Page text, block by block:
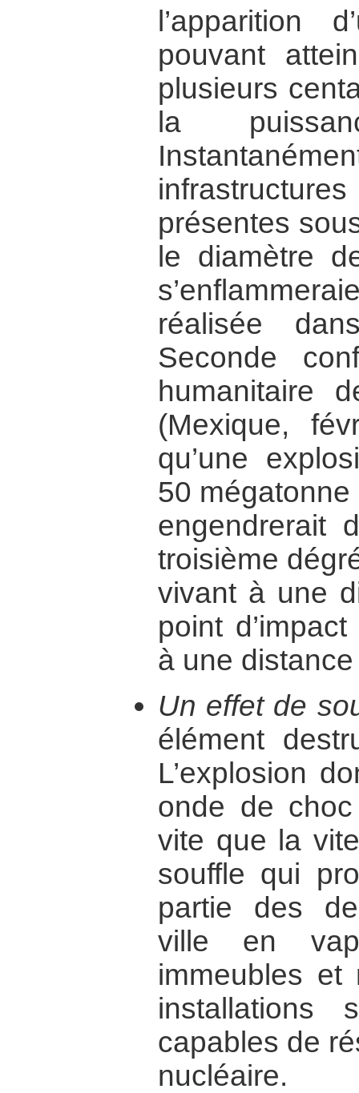
l’apparition
pouvant
plusieurs
la
présentes
le diamètre
réalisée
Seconde
humanitaire
(Mexique,
qu’une
50
engendrerait
troisième
vivant à une
point
à une
Un effet de
élément
L’explosion
onde de
vite que la
souffle qui
partie des
ville en
immeubles et
installations
capables de
nucléaire.